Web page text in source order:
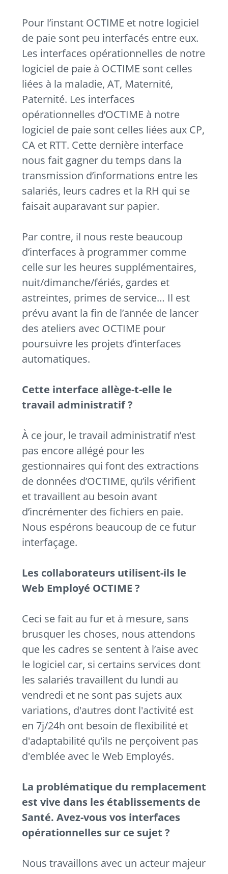
Pour l’instant OCTIME et notre logiciel
de paie sont peu interfacés entre eux.
Les interfaces opérationnelles de notre
logiciel de paie à OCTIME sont celles
liées à la maladie, AT, Maternité,
Paternité. Les interfaces
opérationnelles d’OCTIME à notre
logiciel de paie sont celles liées aux CP,
CA et RTT. Cette dernière interface
nous fait gagner du temps dans la
transmission d’informations entre les
salariés, leurs cadres et la RH qui se
faisait auparavant sur papier.
Par contre, il nous reste beaucoup
d’interfaces à programmer comme
celle sur les heures supplémentaires,
nuit/dimanche/fériés, gardes et
astreintes, primes de service… Il est
prévu avant la fin de l’année de lancer
des ateliers avec OCTIME pour
poursuivre les projets d’interfaces
automatiques.
Cette interface allège-t-elle le
travail administratif ?
À ce jour, le travail administratif n’est
pas encore allégé pour les
gestionnaires qui font des extractions
de données d’OCTIME, qu’ils vérifient
et travaillent au besoin avant
d’incrémenter des fichiers en paie.
Nous espérons beaucoup de ce futur
interfaçage.
Les collaborateurs utilisent-ils le
Web Employé OCTIME ?
Ceci se fait au fur et à mesure, sans
brusquer les choses, nous attendons
que les cadres se sentent à l’aise avec
le logiciel car, si certains services dont
les salariés travaillent du lundi au
vendredi et ne sont pas sujets aux
variations, d'autres dont l'activité est
en 7j/24h ont besoin de flexibilité et
d'adaptabilité qu'ils ne perçoivent pas
d'emblée avec le Web Employés.
La problématique du remplacement
est vive dans les établissements de
Santé. Avez-vous vos interfaces
opérationnelles sur ce sujet ?
Nous travaillons avec un acteur majeur